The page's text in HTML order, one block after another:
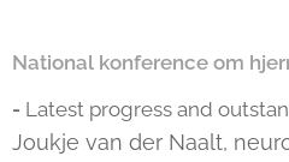
National konference om
- Latest progress and
Joukje van der Naalt,